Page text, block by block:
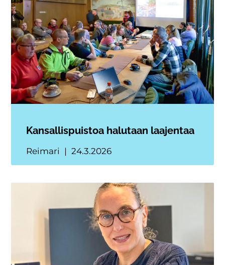
Kansallispuistoa halutaan laajentaa
Reimari 24.3.2026